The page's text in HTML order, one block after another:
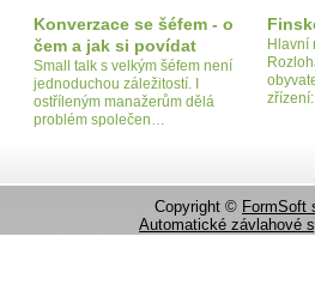
Konverzace se šéfem - o
čem a jak si povídat
Small talk s velkým šéfem není
jednoduchou záležitostí. I
ostříleným manažerům dělá
problém společen…
Hlavní
Copyright © FormSoft
Automatické závlahové